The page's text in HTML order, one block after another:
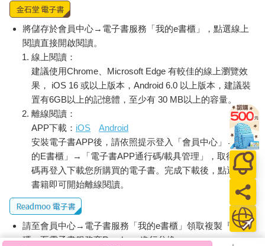
將儲存於會員中心→電子書服務「我的e書櫃」，點選線上
閱讀直接開啟閱讀。
線上閱讀：
建議使用Chrome、Microsoft Edge 有較佳的線上瀏覽效
果， iOS 16 或以上版本，Android 6.0 以上版本，建議裝
置有6GB以上的記憶體，至少有 30 MB以上的容量。
離線閱讀：
APP下載： iOS
Android
安裝電子書APP後，請依照提示登入「會員中心」→「我
的E書櫃」→「電子書APP通行碼/載具管理」，取得通行
碼再登入下載您所購買的電子書。完成下載後，點選任一
書籍即可開始離線閱讀。
請至會員中心→電子書服務「我的e書櫃」領取複製『兌換
碼』至電子書服務商Readmoo進行兌換。